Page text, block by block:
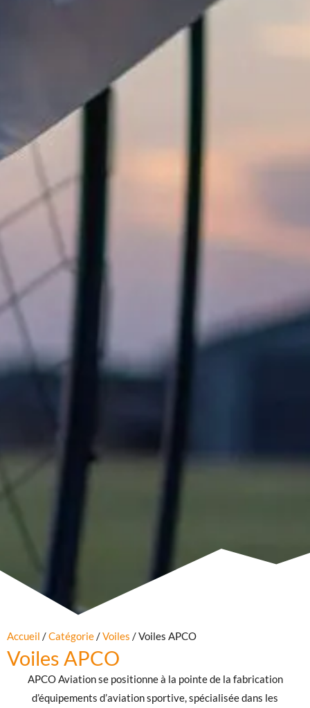
Accueil /Catégorie/Voiles / Voiles APCO
Voiles APCO
APCO Aviation se positionne à la pointe de la fabrication
d’équipements d’aviation sportive, spécialisée dans les